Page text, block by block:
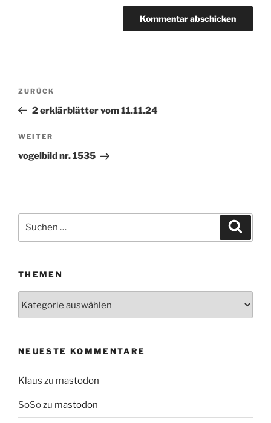
Beitragsnavigation
Vorheriger
Beitrag
ZURÜCK
2 erklärblätter vom 11.11.24
Nächster
Beitrag
WEITER
vogelbild nr. 1535
Suchen
THEMEN
NEUESTE KOMMENTARE
Klaus zu mastodon
SoSozu mastodon